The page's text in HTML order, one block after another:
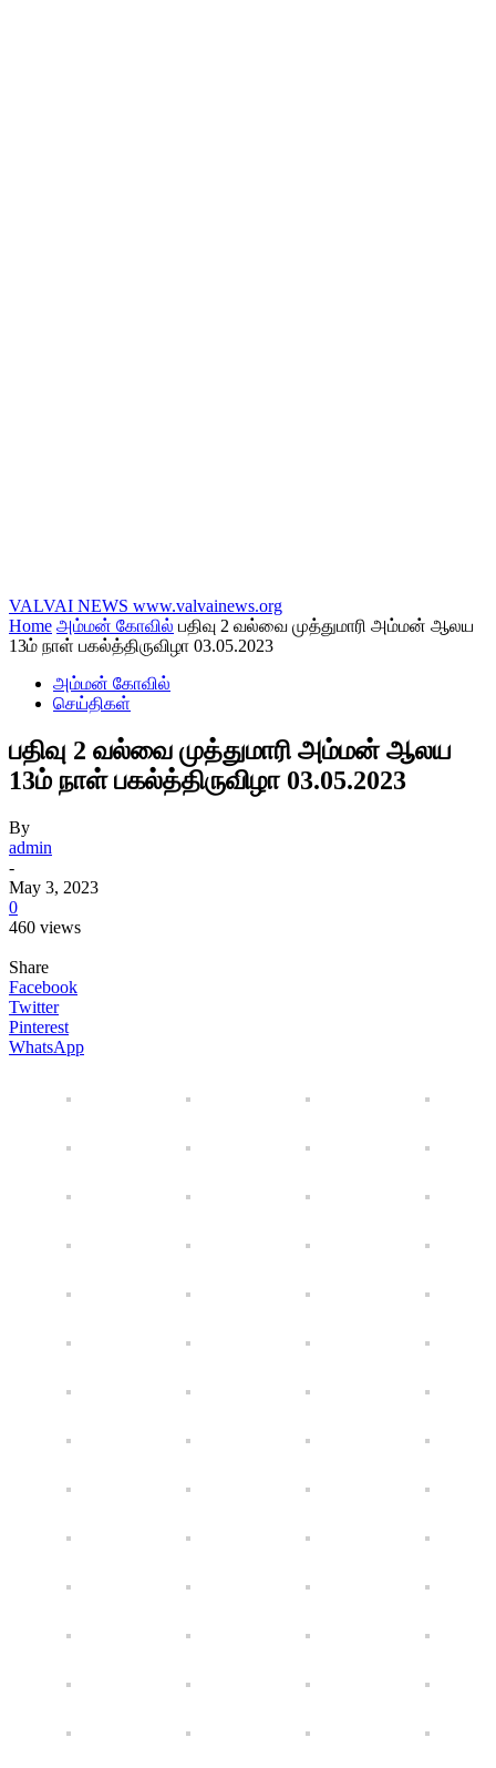
VALVAI NEWS www.valvainews.org
Home அம்மன் கோவில் பதிவு 2 வல்வை முத்துமாரி அம்மன் ஆலய
13ம் நாள் பகல்த்திருவிழா 03.05.2023
அம்மன் கோவில்
செய்திகள்
பதிவு 2 வல்வை முத்துமாரி அம்மன் ஆலய
13ம் நாள் பகல்த்திருவிழா 03.05.2023
By
admin
-
May 3, 2023
0
460 views
Share
Facebook
Twitter
Pinterest
WhatsApp